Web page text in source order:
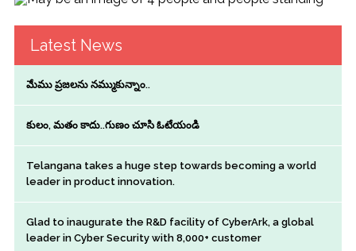
Latest News
మేము ప్రజలను నమ్ముకున్నాం..
కులం, మతం కాదు..గుణం చూసి ఓటేయండి
Telangana takes a huge step towards becoming a world
leader in product innovation.
Glad to inaugurate the R&D facility of CyberArk, a global
leader in Cyber Security with 8,000+ customer